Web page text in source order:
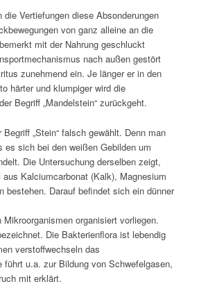
die Vertiefungen diese Absonderungen
von ganz alleine an die
mit der Nahrung geschluckt
nach außen gestört
zunehmend ein. Je länger er in den
härter und klumpiger wird die
Begriff „Mandelstein“ zurückgeht.
„Stein“ falsch gewählt. Denn man
es sich bei den weißen Gebilden um
Die Untersuchung derselben zeigt,
Kalciumcarbonat (Kalk), Magnesium
bestehen. Darauf befindet sich ein dünner
organisiert vorliegen.
Die Bakterienflora ist lebendig
verstoffwechseln das
führt u.a. zur Bildung von Schwefelgasen,
mit erklärt.